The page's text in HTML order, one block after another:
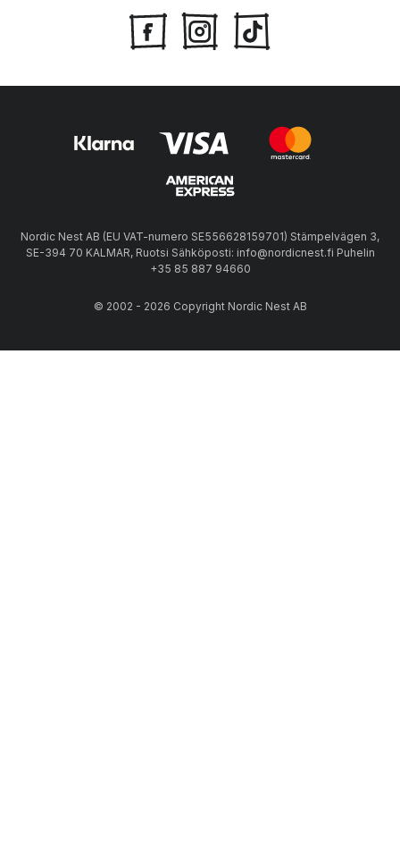
Nordic Nest AB (EU VAT-numero SE556628159701) Stämpelvägen 3,
SE-394 70 KALMAR, Ruotsi Sähköposti: info@nordicnest.fi Puhelin
+35 85 887 94660
© 2002 - 2026 Copyright Nordic Nest AB